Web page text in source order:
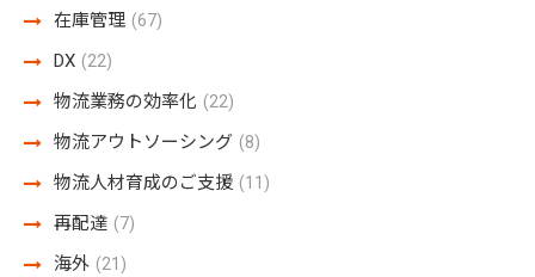
在庫管理 (67)
DX (22)
物流業務の効率化 (22)
物流アウトソーシング (8)
物流人材育成のご支援 (11)
再配達 (7)
海外 (21)